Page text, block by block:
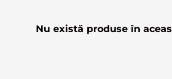
Nu există produse în